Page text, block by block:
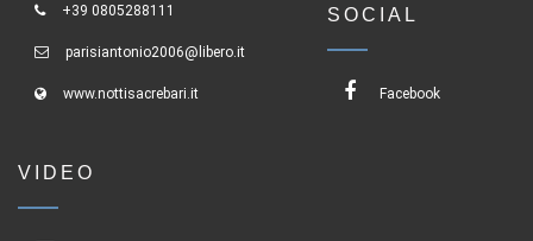
+39 0805288111
parisiantonio2006@libero.it
www.nottisacrebari.it
SOCIAL
Facebook
VIDEO